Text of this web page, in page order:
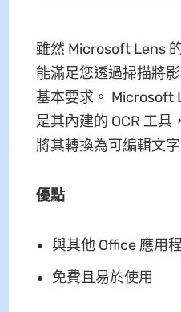
雖然 Microsoft Lens
能滿足您透過掃描將
基本要求。 Microsoft
是其內建的 OCR 工具
將其轉換為可編輯文字
優點
與其他 Office 應用
免費且易於使用